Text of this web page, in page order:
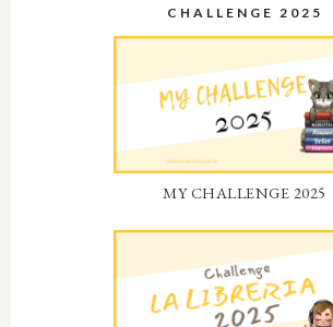
CHALLENGE 2025
MY CHALLENGE 2025